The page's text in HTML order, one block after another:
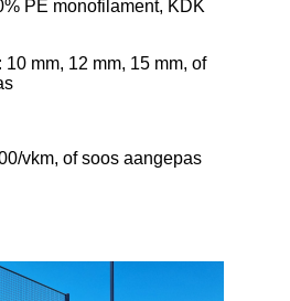
PE monofilament, KDK
mm, 12 mm, 15 mm, of
vkm, of soos aangepas